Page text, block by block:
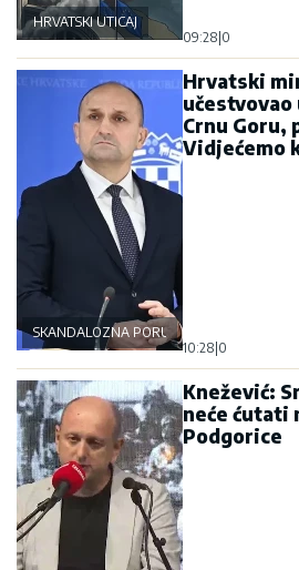
HRVATSKI UTICAJ
09:28 0
SKANDALOZNA PORUKA
Hrvatski
učestvovao
Crnu Goru,
Vidjećemo
10:28 0
Knežević:
neće ćutati
Podgorice